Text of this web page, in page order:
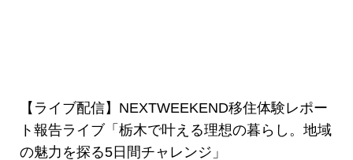
【ライブ配信】NEXTWEEKEND移住体験レポー
ト報告ライブ「栃木で叶える理想の暮らし。地域
の魅力を探る5日間チャレンジ」